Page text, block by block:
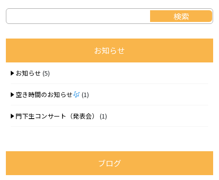
お知らせ
お知らせ (5)
空き時間のお知らせ (1)
門下生コンサート（発表会） (1)
ブログ